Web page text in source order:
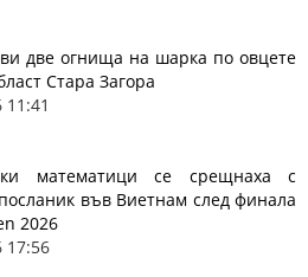
две огнища на шарка по овцете
Стара Загора
11:41
математици се срещнаха с
във Виетнам след финала
2026
17:56